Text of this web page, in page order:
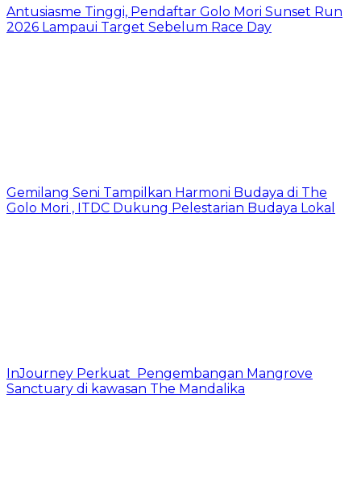
Antusiasme Tinggi, Pendaftar Golo Mori Sunset Run
2026 Lampaui Target Sebelum Race Day
Gemilang Seni Tampilkan Harmoni Budaya di The
Golo Mori , ITDC Dukung Pelestarian Budaya Lokal
InJourney Perkuat Pengembangan Mangrove
Sanctuary di kawasan The Mandalika